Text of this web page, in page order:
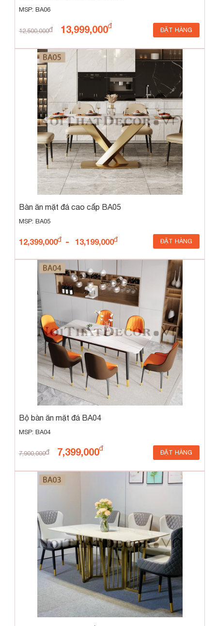
MSP: BA06
12,500,000 13,999,000 ĐẶT HÀNG
Bàn ăn mặt đá cao cấp BA05
MSP: BA05
12,399,000 - 13,199,000 ĐẶT HÀNG
Bộ bàn ăn mặt đá BA04
MSP: BA04
7,900,000 7,399,000 ĐẶT HÀNG